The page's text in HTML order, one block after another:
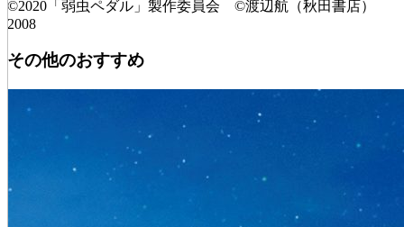
©2020「弱虫ペダル」製作委員会 ©渡辺航（秋田書店）
2008
その他のおすすめ